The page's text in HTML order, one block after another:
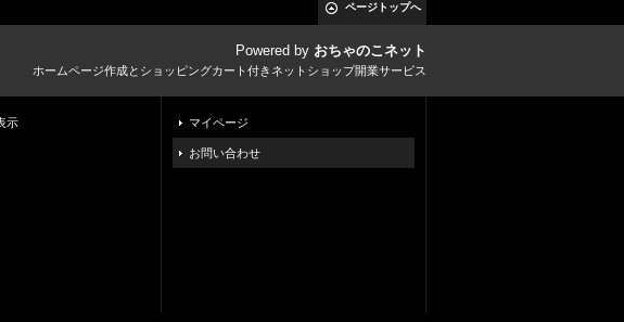
ページトップへ
Powered by おちゃのこネット
ホームページ作成とショッピングカート付きネットショップ開業サービス
示 マイページ
お問い合わせ